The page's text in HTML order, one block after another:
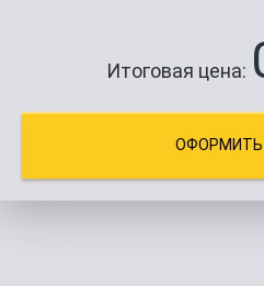
Итоговая цена: